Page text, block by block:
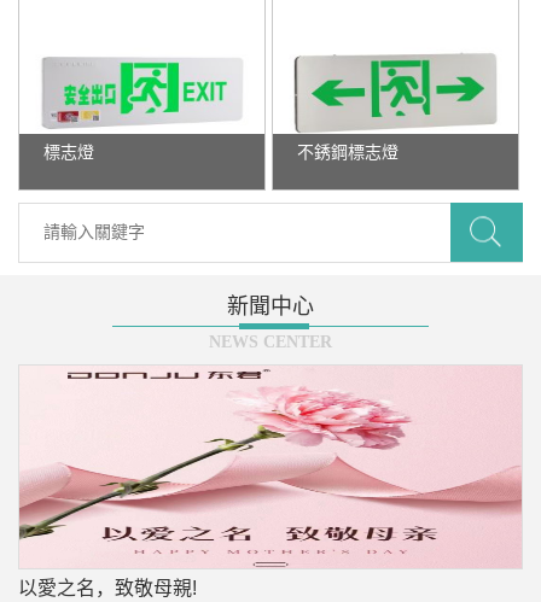
通訊距離不超過1500米。主機
內置電池，應急時間大于3小
時。
標志燈 不銹鋼標志燈
新聞中心
NEWS CENTER
春暖花開，東君與您相約第二十八屆古鎮燈博會!